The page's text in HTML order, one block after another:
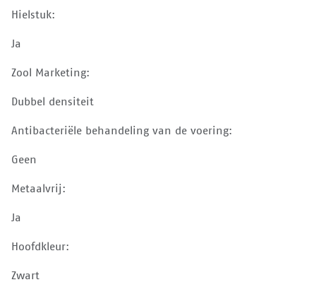
Hielstuk:
Ja
Zool Marketing:
Dubbel densiteit
Antibacteriële behandeling van de voering:
Geen
Metaalvrij:
Ja
Hoofdkleur:
Zwart